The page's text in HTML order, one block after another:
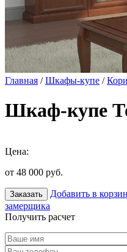
Главная /Шкафы-купе /
Шкаф-купе
Цена:
от 48 000 руб.
Заказать Добавить в
замерщика
Получить расчет